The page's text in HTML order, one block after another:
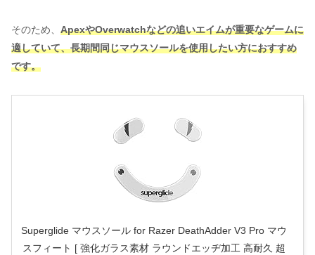
そのため、 ApexやOverwatchなどの追いエイムが重要なゲームに
適していて、長期間同じマウスソールを使用したい方におすすめ
です。
Superglide マウスソール for Razer DeathAdder V3 Pro マウ
スフィート [ 強化ガラス素材 ラウンドエッヂ加工 高耐久 超